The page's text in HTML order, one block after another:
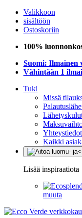
Valikkoon
sisältöön
Ostoskoriin
100%
Suomi: Ilmainen
Vähintään 1
Tuki
Missä
Yhteystiedot
Kaikki
Lisää inspiraatiota
muuta